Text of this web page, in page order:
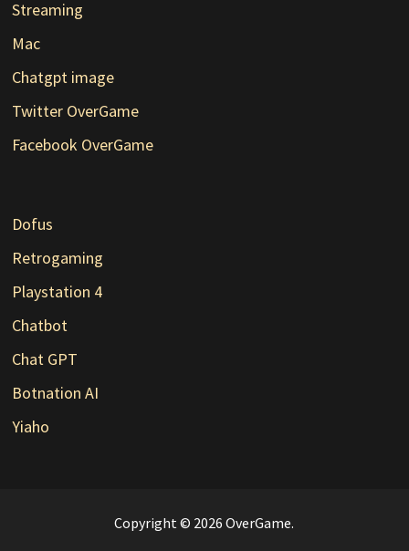
Streaming
Mac
Chatgpt image
Twitter OverGame
Facebook OverGame
Dofus
Retrogaming
Playstation 4
Chatbot
Chat GPT
Botnation AI
Yiaho
Copyright © 2026OverGame.